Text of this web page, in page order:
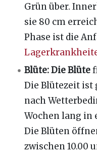
Grün über.
sie 80 cm
Phase ist die
Blüte: Die Blüte
Die Blütezeit ist
nach
Wochen lang in
Die Blüten
zwischen 10.00